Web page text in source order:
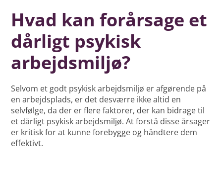
Hvad kan forårsage et
dårligt psykisk
arbejdsmiljø?
Selvom et godt psykisk arbejdsmiljø er afgørende på
en arbejdsplads, er det desværre ikke altid en
selvfølge, da der er flere faktorer, der kan bidrage til
et dårligt psykisk arbejdsmiljø. At forstå disse årsager
er kritisk for at kunne forebygge og håndtere dem
effektivt.